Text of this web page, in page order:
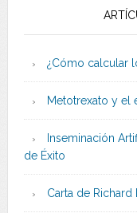
¿Cómo calcular
Metotrexato y el
Inseminación
de Éxito
Carta de Richard